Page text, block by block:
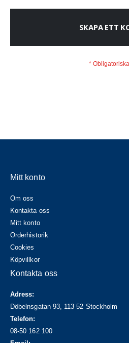
SKAPA ETT
Mitt konto
Om oss
Kontakta oss
Mitt konto
Orderhistorik
Cookies
Köpvillkor
Kontakta oss
Adress:
Döbelnsgatan 93, 113 52 Stockholm
Telefon:
08-50 162 100